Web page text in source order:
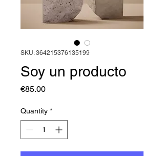
SKU: 364215376135199
Soy un producto
€85.00Price
Quantity *